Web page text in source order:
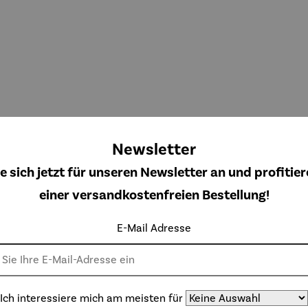
Champag
Regulärer Preis:
Champag
NIZZA
Regulärer Preis:
199,00 €
Drehteller
Newsletter
sich jetzt für unseren Newsletter an und
einer versandkostenfreien Bestellung!
E-Mail Adresse
Ich interessiere mich am meisten für